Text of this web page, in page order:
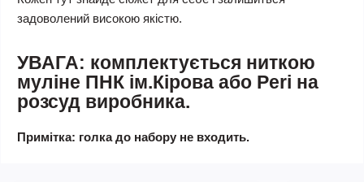
задоволений високою якістю.
УВАГА: комплектується ниткою
муліне ПНК ім.Кірова або Peri на
розсуд виробника.
Примітка: голка до набору не входить.